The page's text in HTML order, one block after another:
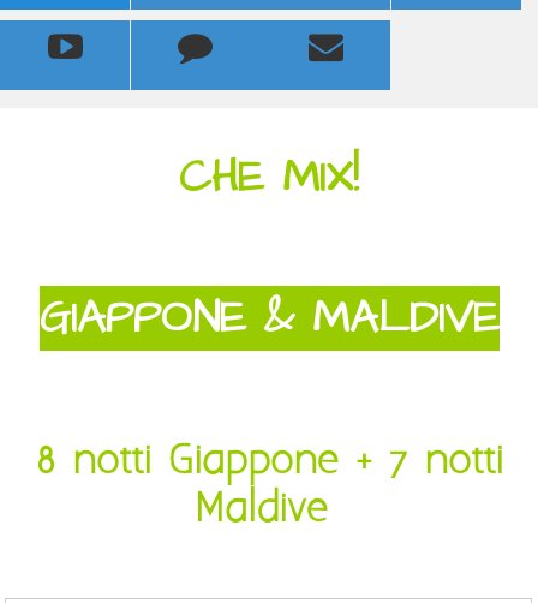
  
CHE MIX!
GIAPPONE & MALDIVE
8 notti Giappone + 7 notti
Maldive